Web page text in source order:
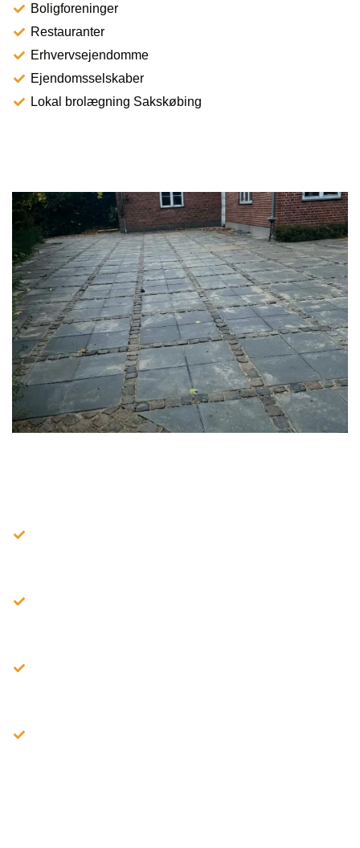
Boligforeninger
Restauranter
Erhvervsejendomme
Ejendomsselskaber
Lokal brolægning Sakskøbing